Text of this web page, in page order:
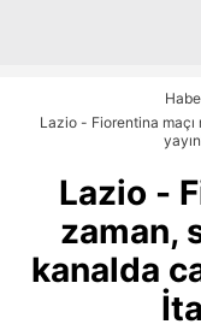
Lazio - Fiorentina
Lazio -
zaman,
kanalda